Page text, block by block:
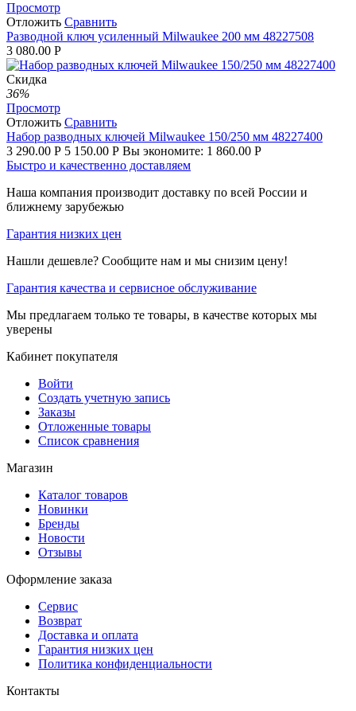
Просмотр
Отложить Сравнить
Разводной ключ усиленный Milwaukee 200 мм 48227508
3 080.00 Р
Скидка
36%
Просмотр
Отложить Сравнить
Набор разводных ключей Milwaukee 150/250 мм 48227400
3 290.00 Р 5 150.00 Р Вы экономите: 1 860.00 Р
Быстро и качественно доставляем
Наша компания производит доставку по всей России и
ближнему зарубежью
Гарантия низких цен
Нашли дешевле? Сообщите нам и мы снизим цену!
Гарантия качества и сервисное обслуживание
Мы предлагаем только те товары, в качестве которых мы
уверены
Кабинет покупателя
Войти
Создать учетную запись
Заказы
Отложенные товары
Список сравнения
Магазин
Каталог товаров
Новинки
Бренды
Новости
Отзывы
Оформление заказа
Сервис
Возврат
Доставка и оплата
Гарантия низких цен
Политика конфиденциальности
Контакты